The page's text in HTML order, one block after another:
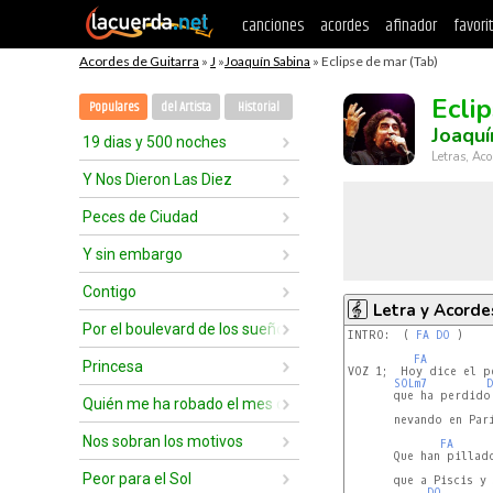
canciones acordes afinador
Acordes de Guitarra » J »Joaquín Sabina » Eclipse de mar (Tab)
Populares del Artista Historial
19 dias y 500 noches
Y Nos Dieron Las Diez
Peces de Ciudad
Y sin embargo
Contigo
Por el boulevard de los sueños rotos
Princesa
Quién me ha robado el mes de abril?
Nos sobran los motivos
Peor para el Sol
Letras,
Letra y
INTRO:  ( FA DO
FA
VOZ 1;  Hoy dice el
SOLm7
que ha
nevando en
FA
Que han
que a Piscis y